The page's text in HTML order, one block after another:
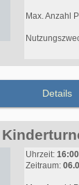
Max. Anzahl
Details
Uhrzeit:
Zeitraum: